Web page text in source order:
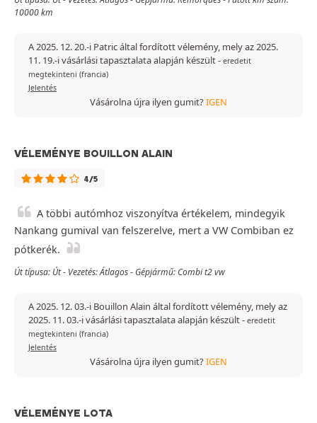
10000 km
A 2025. 12. 20.-i Patric által fordított vélemény, mely az 2025.
11. 19.-i vásárlási tapasztalata alapján készült- eredetit
megtekinteni (francia)
Jelentés
Vásárolna újra ilyen gumit?IGEN
VÉLEMÉNYE BOUILLON ALAIN
4/5
A többi autómhoz viszonyítva értékelem, mindegyik
Nankang gumival van felszerelve, mert a VW Combiban ez
pótkerék.
Út típusa: Út - Vezetés: Átlagos - Gépjármű: Combi t2 vw
A 2025. 12. 03.-i Bouillon Alain által fordított vélemény, mely az
2025. 11. 03.-i vásárlási tapasztalata alapján készült- eredetit
megtekinteni (francia)
Jelentés
Vásárolna újra ilyen gumit?IGEN
VÉLEMÉNYE LOTA